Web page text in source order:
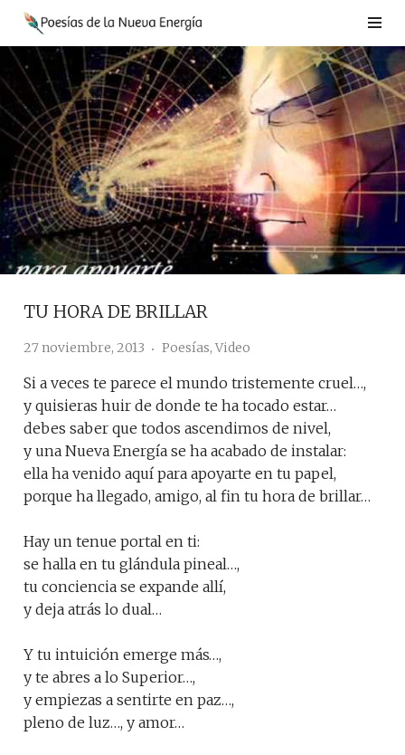
Saltar
contenido
TU HORA DE BRILLAR
27 noviembre, 2013 Poesías, Video
Si a veces te parece el mundo tristemente cruel…,
y quisieras huir de donde te ha tocado estar…
debes saber que todos ascendimos de nivel,
y una Nueva Energía se ha acabado de instalar:
ella ha venido aquí para apoyarte en tu papel,
porque ha llegado, amigo, al fin tu hora de brillar…
Hay un tenue portal en ti:
se halla en tu glándula pineal…,
tu conciencia se expande allí,
y deja atrás lo dual…
Y tu intuición emerge más…,
y te abres a lo Superior…,
y empiezas a sentirte en paz…,
pleno de luz…, y amor…